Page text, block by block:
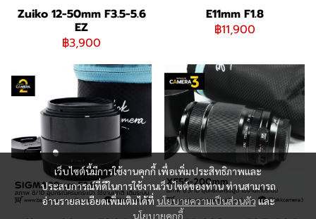
Zuiko 12-50mm F3.5-5.6
EZ
฿3,900
E11mm F1.8
฿11,900
เว็บไซต์นี้มีการใช้งานคุกกี้ เพื่อเพิ่มประสิทธิภาพและ
ประสบการณ์ที่ดีในการใช้งานเว็บไซต์ของท่าน ท่านสามารถ
อ่านรายละเอียดเพิ่มเติมได้ที่ นโยบายความเป็นส่วนตัว และ
นโยบายคุกกี้